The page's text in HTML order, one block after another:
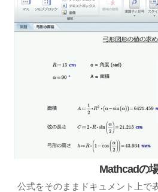
Mathcadの
公式をそのままドキュメント上で